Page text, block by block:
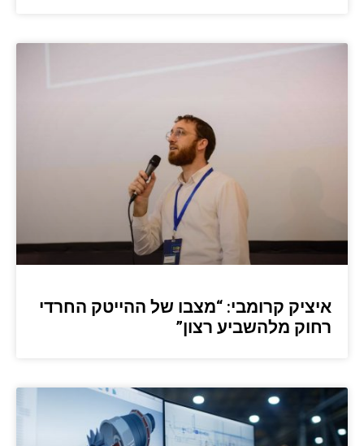
איציק קרומבי: “מצבו של ההייטק החרדי
רחוק מלהשביע רצון”